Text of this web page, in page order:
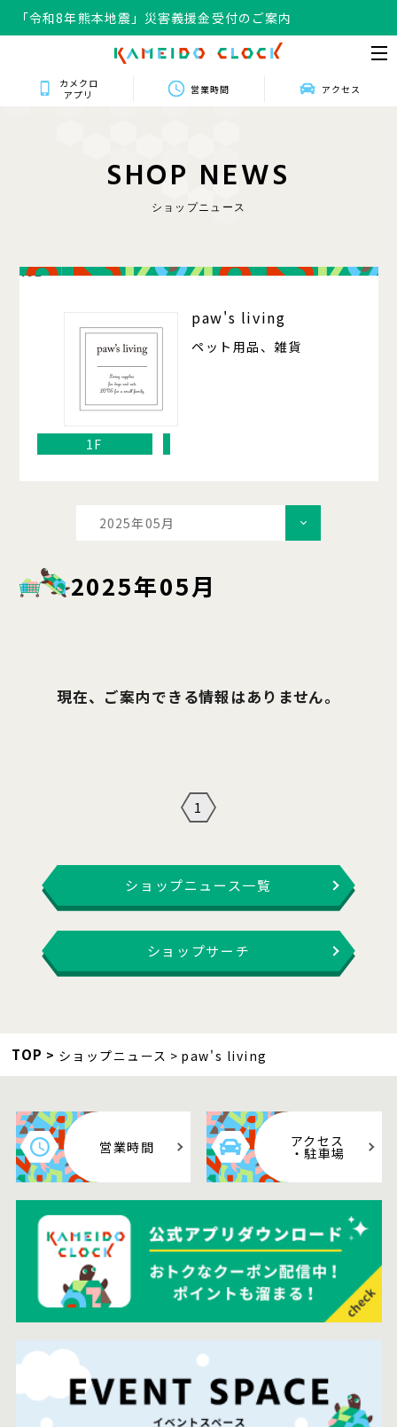
「令和8年熊本地震」災害義援金受付のご案内
カメクロ
アプリ
営業時間 アクセス
SHOP NEWS
ショップニュース
102
paw's living
ペット用品、雑貨
1F
2025年05月
2025年05月
現在、ご案内できる情報はありません。
1
ショップニュース一覧
ショップサーチ
TOP ショップニュース paw's living
営業時間 アクセス
・駐車場